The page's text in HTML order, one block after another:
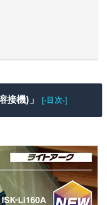
接機)」 [-目次-]